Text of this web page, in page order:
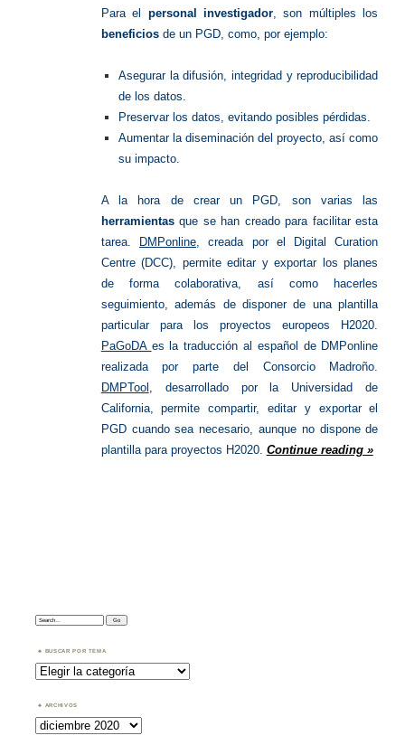
Para el personal investigador, son múltiples los
beneficiosde un PGD, como, por ejemplo:
Asegurar la difusión, integridad y reproducibilidad
de los datos.
Preservar los datos, evitando posibles pérdidas.
Aumentar la diseminación del proyecto, así como
su impacto.
A la hora de crear un PGD, son varias las
herramientasque se han creado para facilitar esta
tarea.
DMPonline, creada por el Digital Curation
Centre (DCC), permite editar y exportar los planes
de forma colaborativa, así como hacerles
seguimiento, además de disponer de una plantilla
particular para los proyectos europeos H2020.
PaGoDA es la traducción al español de DMPonline
realizada por parte del Consorcio Madroño.
DMPTool , desarrollado por la Universidad de
California, permite compartir, editar y exportar el
PGD cuando sea necesario, aunque no dispone de
plantilla para proyectos H2020. Continue reading »
Search:
BUSCAR POR TEMA
Buscar
por
Tema
ARCHIVOS
Archivos